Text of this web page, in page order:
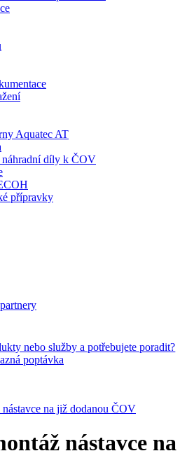
Aquatec AT
náhradní díly k ČOV
přípravky
nebo služby a potřebujete poradit?
poptávka
nástavce na již dodanou ČOV
nástavce na